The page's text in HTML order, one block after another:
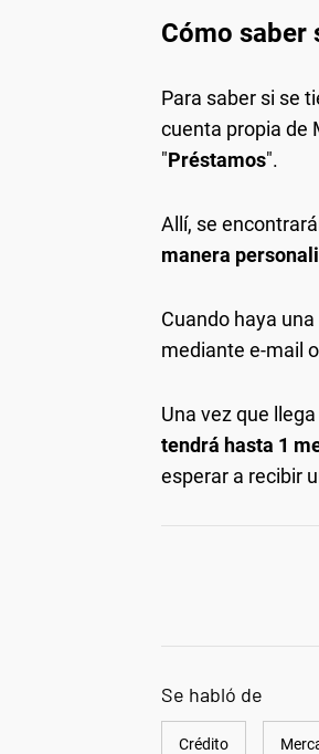
Cómo saber
Para saber si se
cuenta propia de
"Préstamos".
Allí, se
manera
Cuando haya
mediante e-mail
Una vez que
tendrá hasta 1
esperar a recibir
Se habló de
Crédito